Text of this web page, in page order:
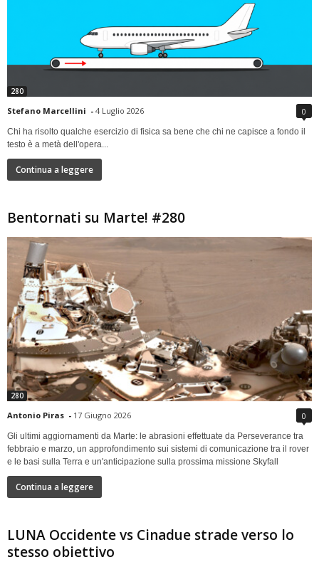
280
Stefano Marcellini - 4 Luglio 2026 0
Chi ha risolto qualche esercizio di fisica sa bene che chi ne capisce a fondo il
testo è a metà dell'opera...
Continua a leggere
Bentornati su Marte! #280
280
Antonio Piras - 17 Giugno 2026 0
Gli ultimi aggiornamenti da Marte: le abrasioni effettuate da Perseverance tra
febbraio e marzo, un approfondimento sui sistemi di comunicazione tra il rover
e le basi sulla Terra e un'anticipazione sulla prossima missione Skyfall
Continua a leggere
LUNA Occidente vs Cinadue strade verso lo
stesso obiettivo